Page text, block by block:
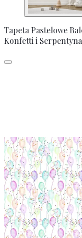
Tapeta Pastelowe
Konfetti i